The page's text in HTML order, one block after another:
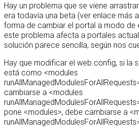
Hay un problema que se viene
era todavía una beta (ver enlace más
forma de cambiar el portal a modo de
este problema afecta a portales
solución parece sencilla, según nos
Hay que modificar el web.config, si la
está como <modules
cambiarse a <modules
pone <modules>, debe cambiarse a